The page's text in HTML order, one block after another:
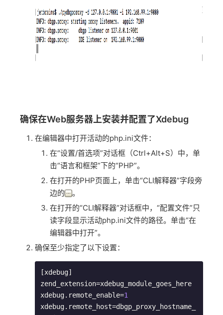
确保在Web服务器上安装并配置了Xdebug
在编辑器中打开活动的php.ini文件：
在“设置/首选项”对话框（Ctrl+Alt+S）中，单
击“语言和框架”下的“PHP”。
在打开的PHP页面上，单击“CLI解释器”字段旁
边的
。
在打开的“CLI解释器”对话框中，“配置文件”只
读字段显示活动php.ini文件的路径。单击“在
编辑器中打开”。
确保至少指定了以下设置：
[xdebug]
zend_extension=xdebug_module_goes_here
xdebug.remote_enable=1
xdebug.remote_host=dbgp_proxy_hostname_